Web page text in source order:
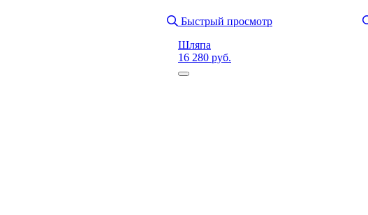
Быстрый просмотр
Шляпа
16 280 руб.